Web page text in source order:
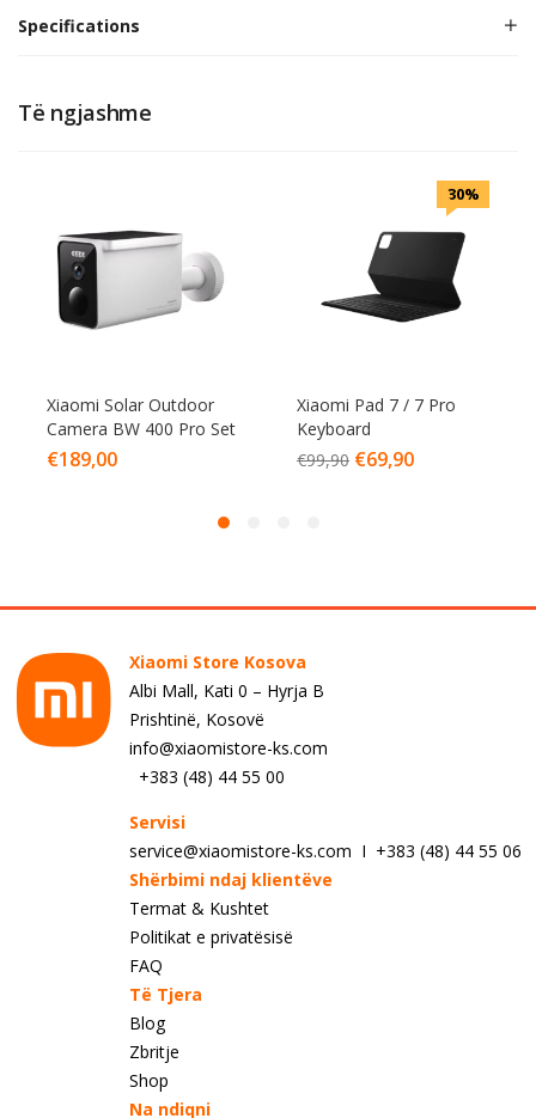
Specifications
Të ngjashme
Xiaomi Solar Outdoor
Camera BW 400 Pro Set
€189,00
30%
Xiaomi Pad 7 / 7 Pro
Keyboard
€99,90 €69,90
Xiaomi Store Kosova
Albi Mall, Kati 0 – Hyrja B
Prishtinë, Kosovë
info@xiaomistore-ks.com
+383 (48) 44 55 00
Servisi
service@xiaomistore-ks.com I +383 (48) 44 55 06
Shërbimi ndaj klientëve
Termat & Kushtet
Politikat e privatësisë
FAQ
Të Tjera
Blog
Zbritje
Shop
Na ndiqni